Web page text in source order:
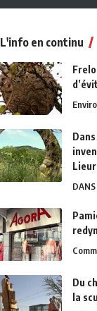
L'info en continu
Du
la